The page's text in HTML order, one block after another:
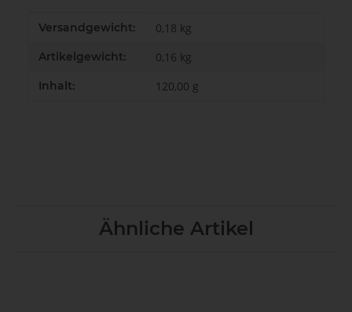
Produkteigenschaft
Wert
Versandgewicht: 0,18 kg
Artikelgewicht: 0,16 kg
Inhalt: 120,00 g
Ähnliche Artikel